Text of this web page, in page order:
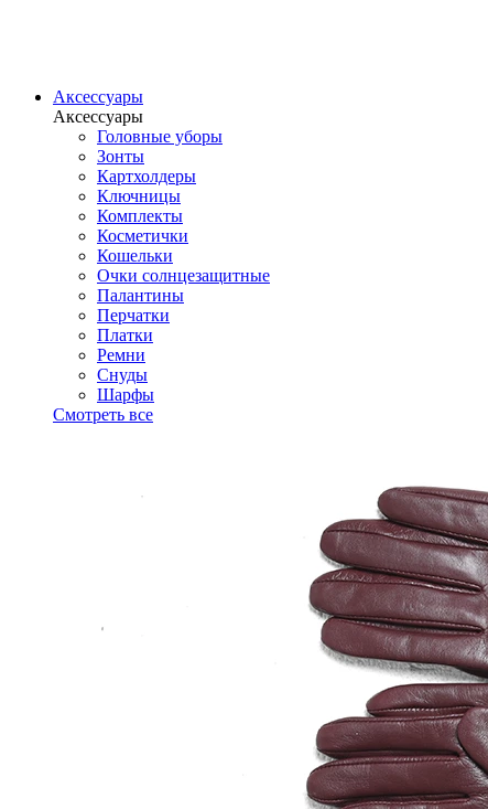
Аксессуары
Аксессуары
Головные уборы
Зонты
Картхолдеры
Ключницы
Комплекты
Косметички
Кошельки
Очки солнцезащитные
Палантины
Перчатки
Платки
Ремни
Снуды
Шарфы
Смотреть все